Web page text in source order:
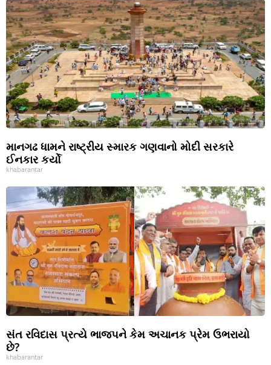
માનગઢ ધામને રાષ્ટ્રીય સ્મારક ગણવાનો મોદી સરકારે
ઈનકાર કર્યો
khabarantar
સંત રવિદાસ પ્રત્યે ભાજપને કેમ અચાનક પ્રેમ ઉભરાયો
છે?
khabarantar